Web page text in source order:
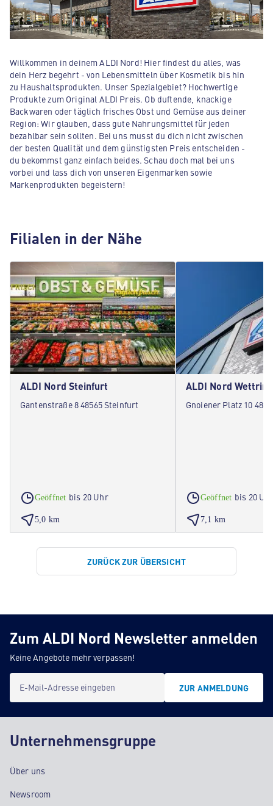
Willkommen in deinem ALDI Nord! Hier findest du alles, was
dein Herz begehrt - von Lebensmitteln über Kosmetik bis hin
zu Haushaltsprodukten. Unser Spezialgebiet? Hochwertige
Produkte zum Original ALDI Preis. Ob duftende, knackige
Backwaren oder täglich frisches Obst und Gemüse aus deiner
Region: Wir glauben, dass gute Nahrungsmittel für jeden
bezahlbar sein sollten. Bei uns musst du dich nicht zwischen
der besten Qualität und dem günstigsten Preis entscheiden -
du bekommst ganz einfach beides. Schau doch mal bei uns
vorbei und lass dich von unseren Eigenmarken sowie
Markenprodukten begeistern!
Filialen in der Nähe
ALDI Nord Steinfurt
Gantenstraße 8 48565 Steinfurt
Geöffnet bis 20 Uhr
5,0 km
ALDI Nord
Gnoiener Platz 10
Geöffnet bis 20
7,1 km
ZURÜCK ZUR ÜBERSICHT
Zum ALDI Nord Newsletter anmelden
Keine Angebote mehr verpassen!
E-Mail-Adresse eingeben ZUR ANMELDUNG
Unternehmensgruppe
Über uns
Newsroom